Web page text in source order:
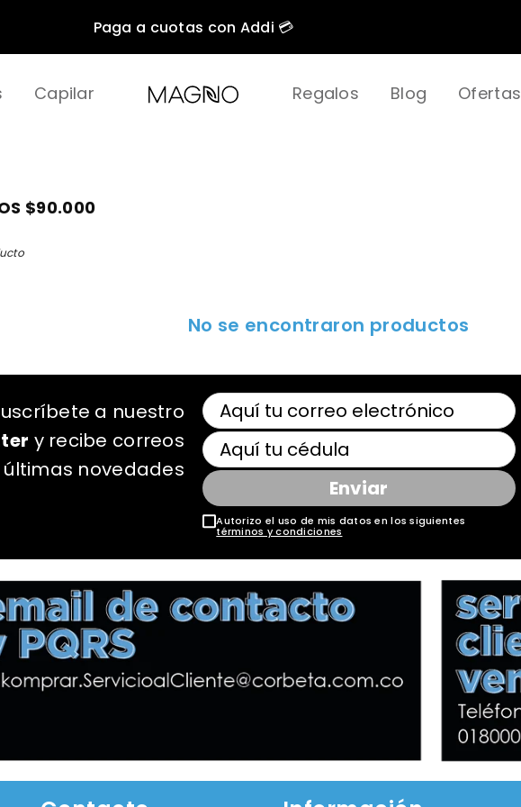
Paga a cuotas con Addi 💳
Capilar Regalos Blog Ofertas
$90.000
No se encontraron productos
a nuestro
y recibe correos
novedades
Enviar
Autorizo el uso de mis datos en los siguientes
términos y condiciones